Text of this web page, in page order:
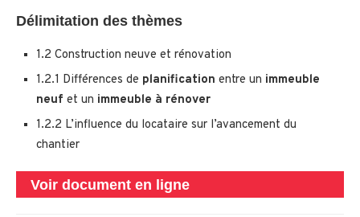
Délimitation des thèmes
1.2 Construction neuve et rénovation
1.2.1 Différences de planification entre un immeuble
neuf et un immeuble à rénover
1.2.2 L’influence du locataire sur l’avancement du
chantier
Voir document en ligne